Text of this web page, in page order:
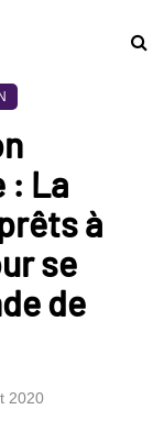
: La
à
se
de
2020